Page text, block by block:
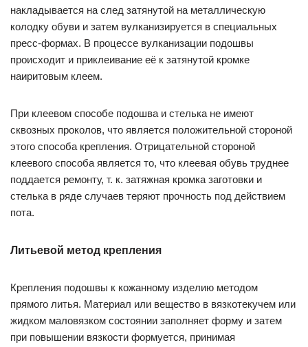
накладывается на след затянутой на металлическую
колодку обуви и затем вулканизируется в специальных
пресс-формах. В процессе вулканизации подошвы
происходит и приклеивание её к затянутой кромке
наиритовым клеем.
При клеевом способе подошва и стелька не имеют
сквозных проколов, что является положительной стороной
этого способа крепления. Отрицательной стороной
клеевого способа является то, что клеевая обувь труднее
поддается ремонту, т. к. затяжная кромка заготовки и
стелька в ряде случаев теряют прочность под действием
пота.
Литьевой метод крепления
Крепления подошвы к кожанному изделию методом
прямого литья. Материал или вещество в вязкотекучем или
жидком маловязком состоянии заполняет форму и затем
при повышении вязкости формуется, принимая